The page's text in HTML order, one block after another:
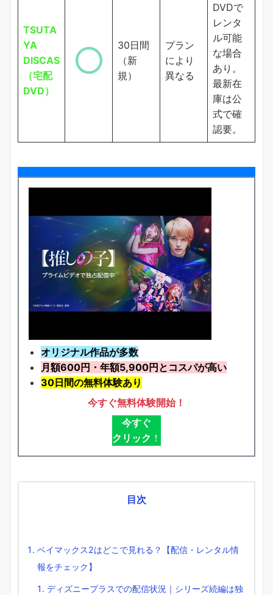
TSUTA
YA
DISCAS
（宅配
DVD）
30日間
（新
規）
プラン
により
異なる
DVDで
レンタ
ル可能
な場合
あり。
最新在
庫は公
式で確
認要。
オリジナル作品が多数
月額600円・年額5,900円とコスパが高い
30日間の無料体験あり
今すぐ無料体験開始！
今すぐ
クリック ！
目次
ベイマックス2はどこで見れる？【配信・レンタル情
報をチェック】
ディズニープラスでの配信状況｜シリーズ続編は独